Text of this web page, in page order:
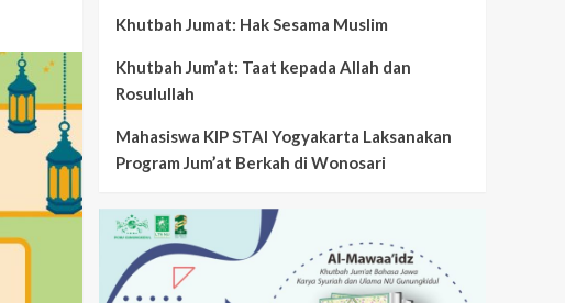
Khutbah Jumat: Hak Sesama Muslim
Khutbah Jum’at: Taat kepada Allah dan
Rosulullah
Mahasiswa KIP STAI Yogyakarta Laksanakan
Program Jum’at Berkah di Wonosari